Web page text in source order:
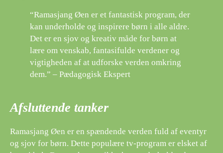
“Ramasjang Øen er et fantastisk program, der
kan underholde og inspirere børn i alle aldre.
Det er en sjov og kreativ måde for børn at
lære om venskab, fantasifulde verdener og
vigtigheden af ​​at udforske verden omkring
dem.” – Pædagogisk Ekspert
Afsluttende tanker
Ramasjang Øen er en spændende verden fuld af eventyr
og sjov for børn. Dette populære tv-program er elsket af